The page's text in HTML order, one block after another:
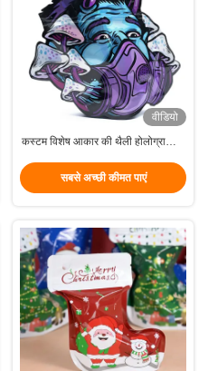
वीडियो
कस्टम विशेष आकार की थैली होलोग्राफिक
सबसे अच्छी कीमत पाएं